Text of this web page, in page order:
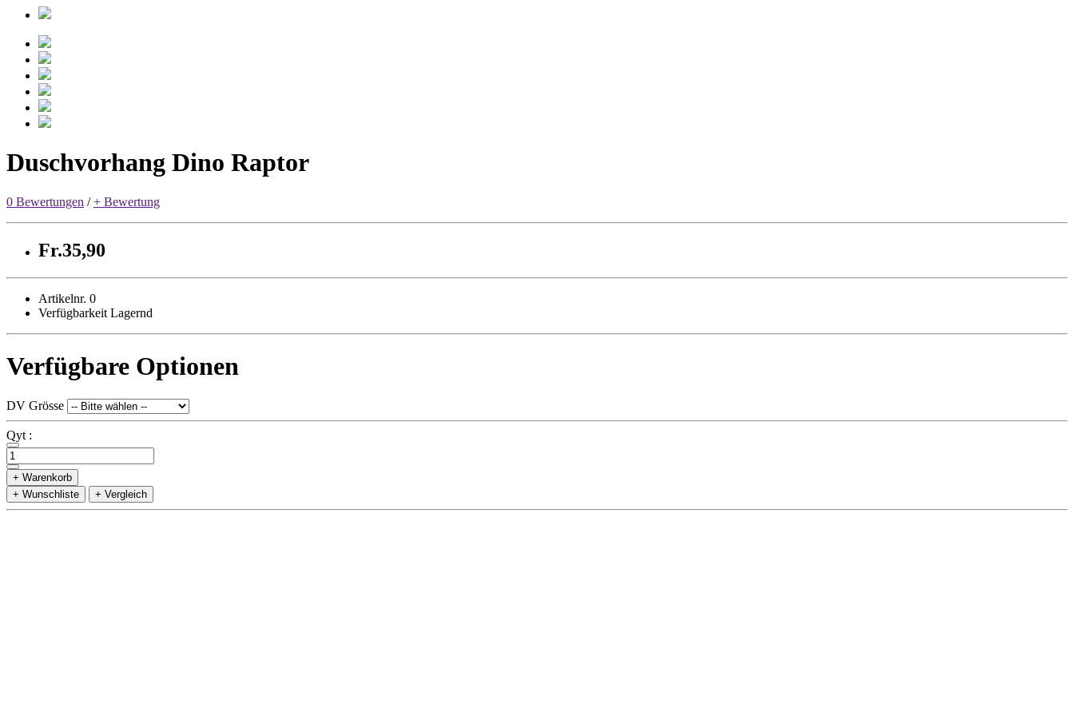
Duschvorhang Dino Raptor
0 Bewertungen /+ Bewertung
Fr.35,90
Artikelnr. 0
Verfügbarkeit Lagernd
Verfügbare Optionen
DV Grösse
Qyt :
+ Warenkorb
+ Wunschliste
+ Vergleich